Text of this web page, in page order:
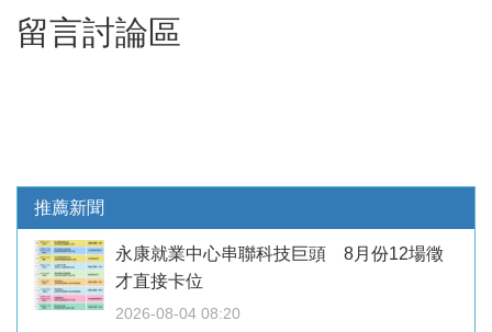
留言討論區
推薦新聞
永康就業中心串聯科技巨頭 8月份12場徵
才直接卡位
2026-08-04 08:20